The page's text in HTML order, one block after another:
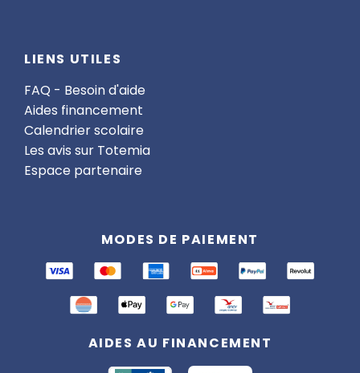
LIENS UTILES
FAQ - Besoin d'aide
Aides financement
Calendrier scolaire
Les avis sur Totemia
Espace partenaire
MODES DE PAIEMENT
AIDES AU FINANCEMENT